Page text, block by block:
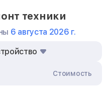
техники
6 августа 2026 г.
Стоимость